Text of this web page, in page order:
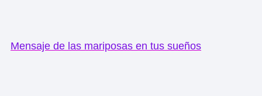
Mensaje de las mariposas en tus sueños